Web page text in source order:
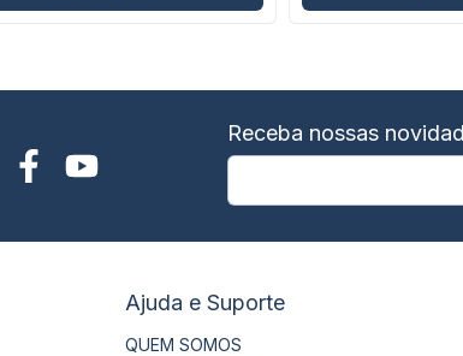
Receba nossas
Ajuda e Suporte
QUEM SOMOS